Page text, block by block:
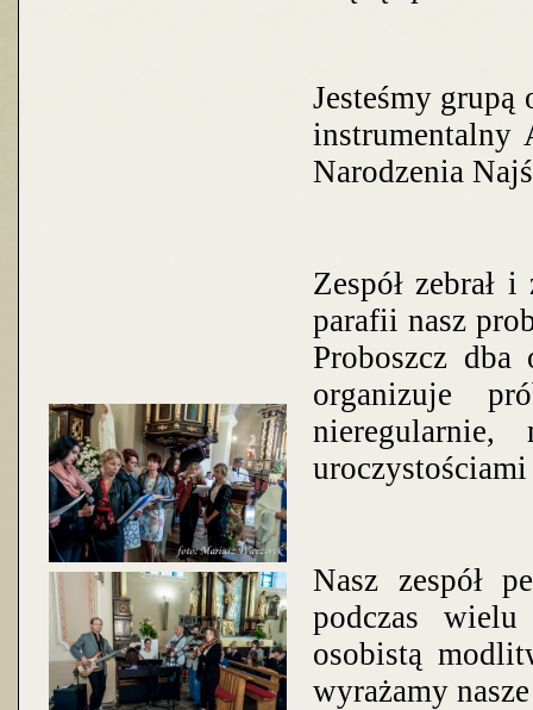
Jesteśmy
instrumentalny
Narodzenia
Zespół zebrał
parafii nasz
Proboszcz dba
organizuje
Nasz zespół
podczas
osobistą
wyrażamy